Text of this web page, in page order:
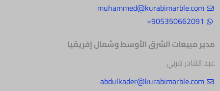
muhammed@kurabimarble.com
905350662091+
مدير مبيعات الشرقالأوسط وشمال إفريقيا
عبد القادر قربي
abdulkader@kurabimarble.com